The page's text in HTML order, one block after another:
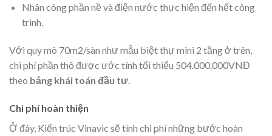
Nhân công phần nề và điện nước thực hiện đến hết công
trình.
Với quy mô 70m2/sàn như mẫu biệt thự mini 2 tầng ở trên,
chi phí phần thô được ước tính tối thiểu 504.000.000VNĐ
theo bảng khái toán đầu tư.
Chi phí hoàn thiện
Ở đây, Kiến trúc Vinavic sẽ tính chi phí những bước hoàn